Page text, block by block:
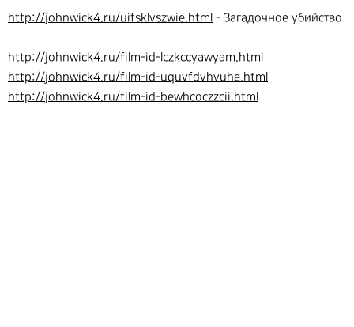
http://johnwick4.ru/uifsklvszwie.html - Загадочное убийство
http://johnwick4.ru/film-id-lczkccyawyam.html
http://johnwick4.ru/film-id-uquvfdvhvuhe.html
http://johnwick4.ru/film-id-bewhcoczzcii.html